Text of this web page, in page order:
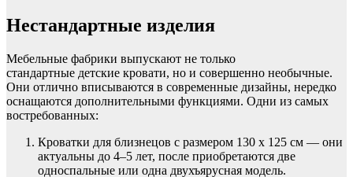
Нестандартные изделия
Мебельные фабрики выпускают не только
стандартные детские кровати, но и совершенно необычные.
Они отлично вписываются в современные дизайны, нередко
оснащаются дополнительными функциями. Одни из самых
востребованных:
Кроватки для близнецов с размером 130 х 125 см — они
актуальны до 4–5 лет, после приобретаются две
односпальные или одна двухъярусная модель.